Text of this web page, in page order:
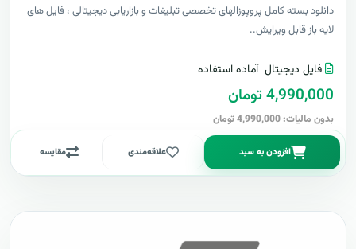
دانلود بسته کامل پروپوزالهای تخصصی تبلیغات و بازاریابی دیجیتالی ، فایل های
لایه باز قابل ویرایش..
فایل دیجیتال آماده استفاده
4,990,000 تومان
بدون مالیات: 4,990,000 تومان
افزودن به سبد علاقه‌مندی مقایسه